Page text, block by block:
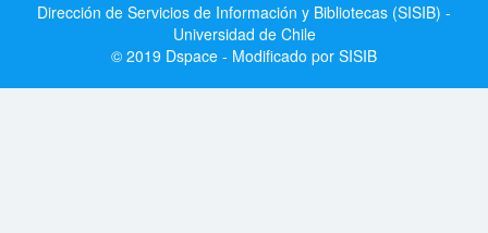
Dirección de Servicios de Información y Bibliotecas (SISIB) -
Universidad de Chile
© 2019 Dspace - Modificado por SISIB